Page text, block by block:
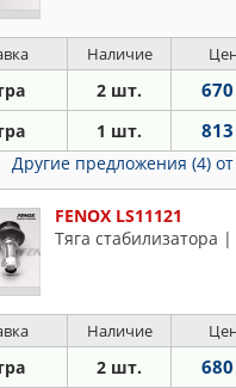
Наличие
2 шт.
1 шт.
Другие предложения (4)
FENOX LS11121
Тяга стабилизатора
Наличие
2 шт.